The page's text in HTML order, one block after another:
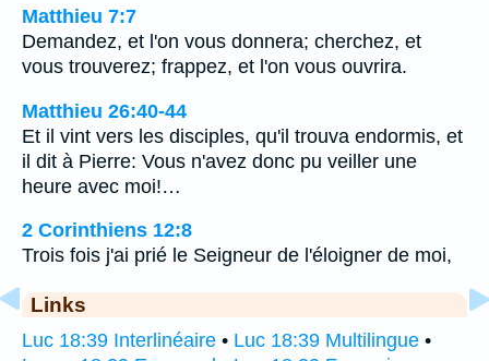
Matthieu 7:7
Demandez, et l'on vous donnera; cherchez, et
vous trouverez; frappez, et l'on vous ouvrira.
Matthieu 26:40-44
Et il vint vers les disciples, qu'il trouva endormis, et
il dit à Pierre: Vous n'avez donc pu veiller une
heure avec moi!…
2 Corinthiens 12:8
Trois fois j'ai prié le Seigneur de l'éloigner de moi,
Links
Luc 18:39 Interlinéaire • Luc 18:39 Multilingue •